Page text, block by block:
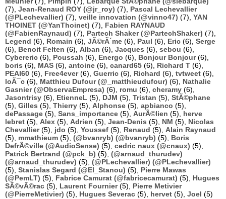
(7), Jean-Renaud ROY (@jr_roy) (7), Pascal Lechevallier
(@PLechevallier) (7), veille innovation (@vinno47) (7), YAN
THOINET (@YanThoinet) (7), Fabien RAYNAUD
(@FabienRaynaud) (7), Partech Shaker (@PartechShaker) (7),
Legend (6), Romain (6), JÃ©rÃ´me (6), Paul (6), Eric (6), Serge
(6), Benoit Felten (6), Alban (6), Jacques (6), sebou (6),
Cybereric (6), Poussah (6), Energo (6), Bonjour Bonjour(6),
boris (6), MAS (6), antoine (6), canard65 (6), Richard T (6),
PEAI60 (6), Free4ever(6), Guerric (6), Richard (6), tvtweet (6),
loÃ¯c (6), Matthieu Dufour (@_matthieudufour) (6), Nathalie
Gasnier (@ObservaEmpresa) (6), romu (6), cheramy (6),
Jasontrisy (6), EtienneL (5), DJM (5), Tristan (5), StÃ©phane
(5), Gilles (5), Thierry (5), Alphonse (5), apbianco (5),
dePassage (5), Sans_importance (5), AurÃ©lien (5), herve
lebret (5), Alex (5), Adrien (5), Jean-Denis (5), NM (5), Nicolas
Chevallier(5), jdo (5), Youssef (5), Renaud (5), Alain Raynaud
(5), mmathieum (5), (@bvanryb) (@bvanryb) (5), Boris
DefrÃ©ville (@AudioSense) (5), cedric naux (@cnaux) (5),
Patrick Bertrand (@pck_b) (5), (@arnaud_thurudev)
(@arnaud_thurudev) (5), (@PLechevallier) (@PLechevallier)
(5), Stanislas Segard (@El_Stanou) (5), Pierre Mawas
(@PemLT) (5), Fabrice Camurat (@fabricecamurat) (5), Hugues
SÃ©vÃ©rac (5), Laurent Fournier(5), Pierre Metivier
(@PierreMetivier) (5), Hugues Severac (5), hervet (5), Joel (5)